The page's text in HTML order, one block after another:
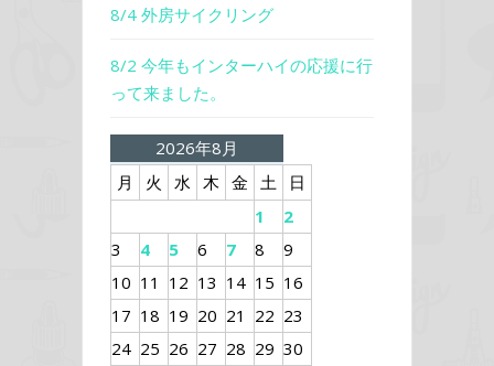
8/4 外房サイクリング
8/2 今年もインターハイの応援に行
って来ました。
2026年8月
月
火 水 木 金 土
日
1
2
3
4 5 6 7 8
9
10 11 12 13 14 15 16
17 18 19 20 21 22 23
24 25 26 27 28 29 30